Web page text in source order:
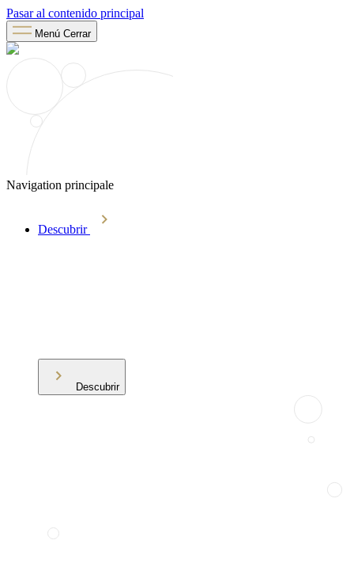
Pasar al contenido principal
Menú Cerrar
Navigation principale
Descubrir
Descubrir